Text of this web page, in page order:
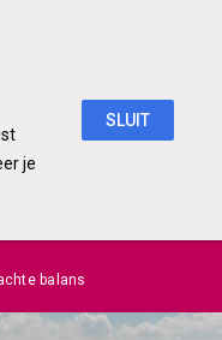
Begroting 2019
balans
je
SLUIT